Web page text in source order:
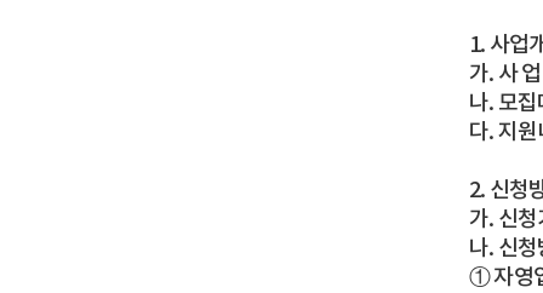
1. 사업
가. 사
나. 모
다. 지
2. 신청
가. 신
나. 신청
① 자영